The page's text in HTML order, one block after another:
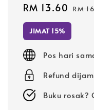
Sale
price
RM 13.60 RM
JIMAT 15%
Pos hari
Refund
Buku rosak?